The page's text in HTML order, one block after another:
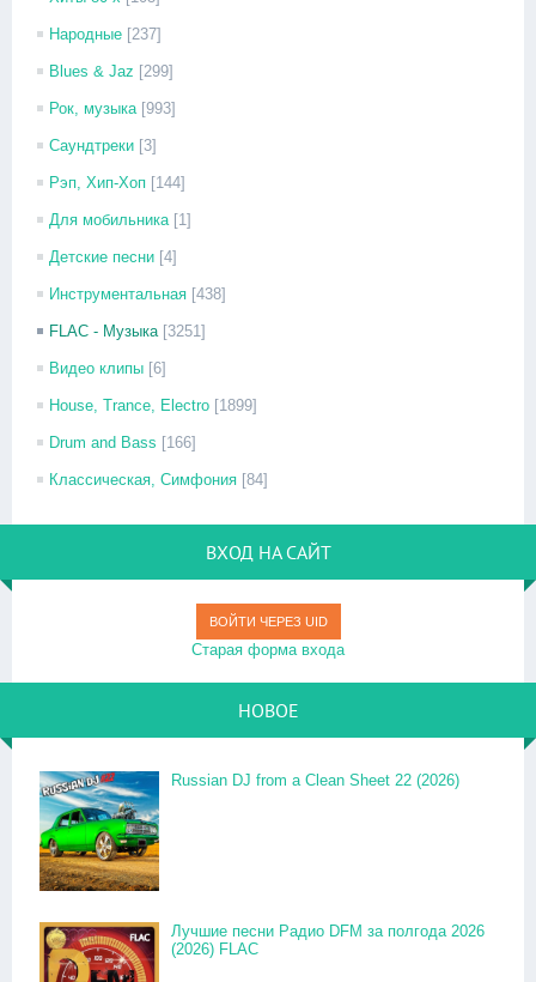
Народные [237]
Blues & Jaz [299]
Рок, музыка [993]
Саундтреки [3]
Рэп, Хип-Хоп [144]
Для мобильника [1]
Детские песни [4]
Инструментальная [438]
FLAC - Музыка [3251]
Видео клипы [6]
House, Trance, Electro [1899]
Drum and Bass [166]
Классическая, Симфония [84]
ВХОД НА САЙТ
ВОЙТИ ЧЕРЕЗ UID
Старая форма входа
НОВОЕ
Russian DJ from a Clean Sheet 22 (2026)
Лучшие песни Радио DFM за полгода 2026
(2026) FLAC